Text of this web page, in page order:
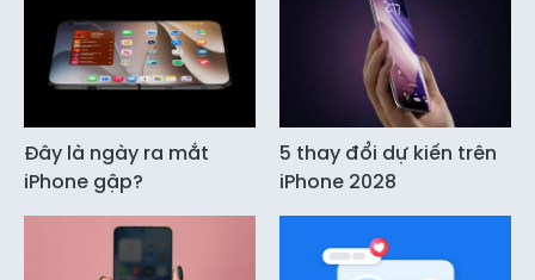
Đây là ngày ra mắt
iPhone gập?
5 thay đổi dự kiến trên
iPhone 2028